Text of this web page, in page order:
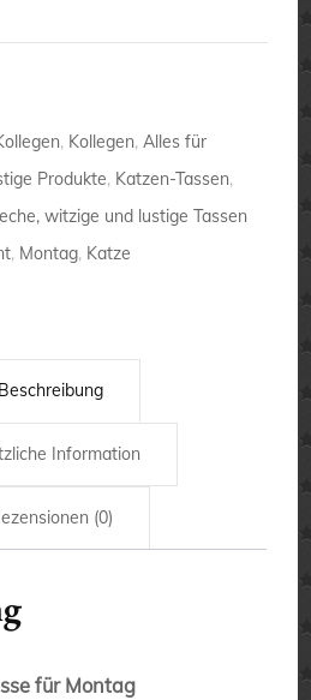
, Kollegen,Alles für
Produkte, Katzen-Tassen,
witzige und lustige Tassen
, Montag, Katze
Beschreibung
Information
(0)
für Montag